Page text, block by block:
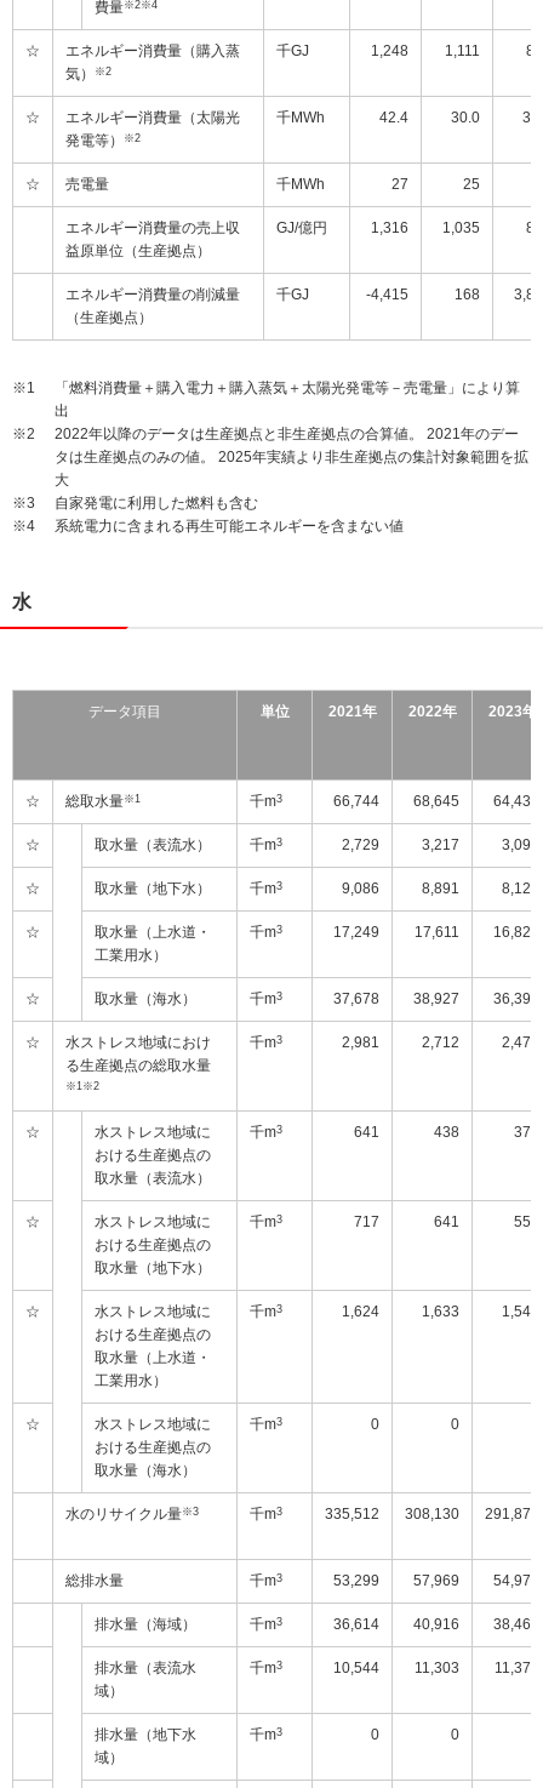
費量※2※4
☆
エネルギー消費量（購入蒸
気）
※2
千GJ 1,248 1,111
☆
エネルギー消費量（太陽光
発電等）
※2
千MWh 42.4 30.0
☆ 売電量 千MWh 27 25
エネルギー消費量の売上収
益原単位（生産拠点）
GJ/億円 1,316 1,035
エネルギー消費量の削減量
（生産拠点）
千GJ -4,415 168
※1
「燃料消費量＋購入電力＋購入蒸気＋太陽光発電等－売電量」により算
出
※2
2022年以降のデータは生産拠点と非生産拠点の合算値。 2021年のデー
タは生産拠点のみの値。 2025年実績より非生産拠点の集計対象範囲を拡
大
※3
自家発電に利用した燃料も含む
※4
系統電力に含まれる再生可能エネルギーを含まない値
水
データ項目 単位 2021年 2022年 2023年
☆ 総取水量※1 千m3 66,744 68,645 64,434
☆ 取水量（表流水） 千m3 2,729 3,217 3,093
☆ 取水量（地下水） 千m3 9,086 8,891 8,123
☆
取水量（上水道・
工業用水）
千m3 17,249 17,611 16,820
☆ 取水量（海水） 千m3 37,678 38,927 36,397
☆
水ストレス地域におけ
る生産拠点の総取水量
※1※2
千m3 2,981 2,712 2,475
☆
水ストレス地域に
おける生産拠点の
取水量（表流水）
千m3 641 438 372
☆
水ストレス地域に
おける生産拠点の
取水量（地下水）
千m3 717 641 557
☆
水ストレス地域に
おける生産拠点の
取水量（上水道・
工業用水）
千m3 1,624 1,633 1,547
☆
水ストレス地域に
おける生産拠点の
取水量（海水）
千m3 0 0
水のリサイクル量※3 千m3 335,512 308,130 291,877
総排水量 千m3 53,299 57,969 54,971
排水量（海域） 千m3 36,614 40,916 38,466
排水量（表流水
域）
千m3 10,544 11,303 11,372
排水量（地下水
域）
千m3 0 0